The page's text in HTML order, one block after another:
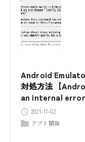
Android
対処方法【
an internal error
2021-11-02
アプリ開発